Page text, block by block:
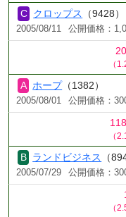
クロップス （9428）
2005/08/11 公開価格：
（
ホープ（1382）
2005/08/01 公開価格：
（
ランドビジネス （
2005/07/29 公開価格：
（